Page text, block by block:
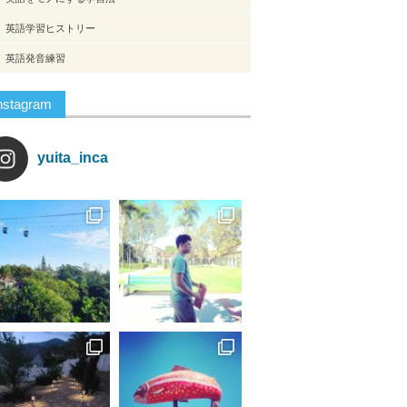
英語学習ヒストリー
英語発音練習
yuita_inca